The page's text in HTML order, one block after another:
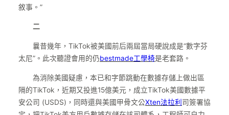
敘事。”
二
曩昔幾年，TikTok被美國前后兩屆當局硬說成是“數字芬
太尼”。此次聽證會用的仍bestmade工學椅是老套路。
為消除美國疑慮，本已和字節跳動在數據存儲上做出區
隔的TikTok，近期又投進15億美元，成立TikTok美國數據平
安公司 (USDS)，同時還與美國甲骨文公Xten法拉利司簽署協